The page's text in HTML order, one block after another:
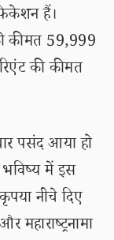
हैं।
कीमत 59,999
की कीमत
पसंद आया हो
में इस
नीचे दिए